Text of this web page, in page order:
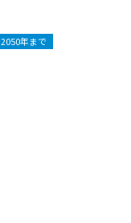
2050年まで